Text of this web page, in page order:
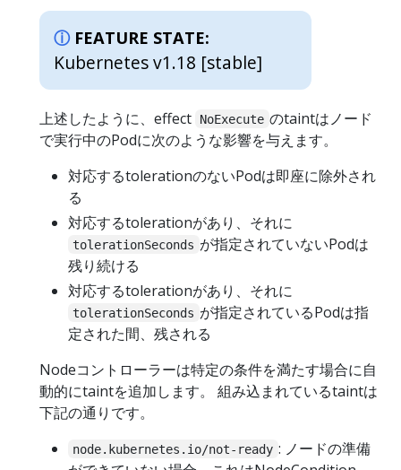
FEATURE STATE:
Kubernetes v1.18 [stable]
上述したように、effect NoExecute のtaintはノード
で実行中のPodに次のような影響を与えます。
対応するtolerationのないPodは即座に除外され
る
対応するtolerationがあり、それに
tolerationSeconds が指定されていないPodは
残り続ける
対応するtolerationがあり、それに
tolerationSeconds が指定されているPodは指
定された間、残される
Nodeコントローラーは特定の条件を満たす場合に自
動的にtaintを追加します。 組み込まれているtaintは
下記の通りです。
node.kubernetes.io/not-ready : ノードの準備